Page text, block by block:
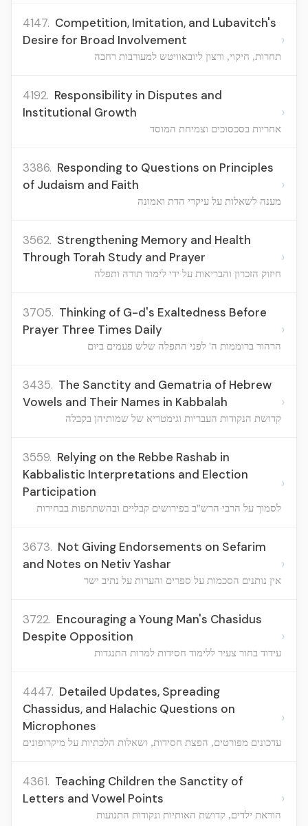
4147. Competition, Imitation, and Lubavitch's
Desire for Broad Involvement
תחרות, חיקוי, ורצון ליובאוויטש למעורבות רחבה
›
4192. Responsibility in Disputes and
Institutional Growth
אחריות בסכסוכים וצמיחת המוסד
›
3386. Responding to Questions on Principles
of Judaism and Faith
מענה לשאלות על עיקרי הדת ואמונה
›
3562. Strengthening Memory and Health
Through Torah Study and Prayer
חיזוק הזכרון והבריאות על ידי לימוד תורה ותפלה
›
3705. Thinking of G-d's Exaltedness Before
Prayer Three Times Daily
הרהור ברוממות ה' לפני התפלה שלש פעמים ביום
›
3435. The Sanctity and Gematria of Hebrew
Vowels and Their Names in Kabbalah
קדושת הנקודות העבריות וגימטריא של שמותיהן בקבלה
›
3559. Relying on the Rebbe Rashab in
Kabbalistic Interpretations and Election
Participation
לסמוך על הרבי הרש"ב בפירושים קבליים ובהשתתפות בבחירות
›
3673. Not Giving Endorsements on Sefarim
and Notes on Netiv Yashar
אין נותנים הסכמות על ספרים והערות על נתיב ישר
›
3722. Encouraging a Young Man's Chasidus
Despite Opposition
עידוד בחור צעיר ללימוד חסידות למרות התנגדות
›
4447. Detailed Updates, Spreading
Chassidus, and Halachic Questions on
Microphones
עדכונים מפורטים, הפצת חסידות, ושאלות הלכתיות על מיקרופונים
›
4361. Teaching Children the Sanctity of
Letters and Vowel Points
הוראת ילדים, קדושת האותיות ונקודות התנועות
›